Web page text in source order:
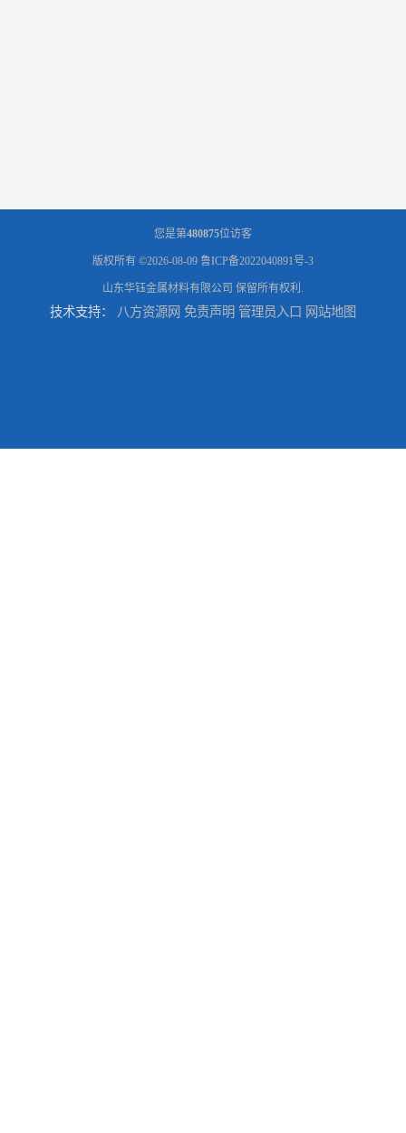
您是第480875位访客
版权所有 ©2026-08-09 鲁ICP备2022040891号-3
山东华钰金属材料有限公司 保留所有权利.
技术支持： 八方资源网 免责声明 管理员入口 网站地图